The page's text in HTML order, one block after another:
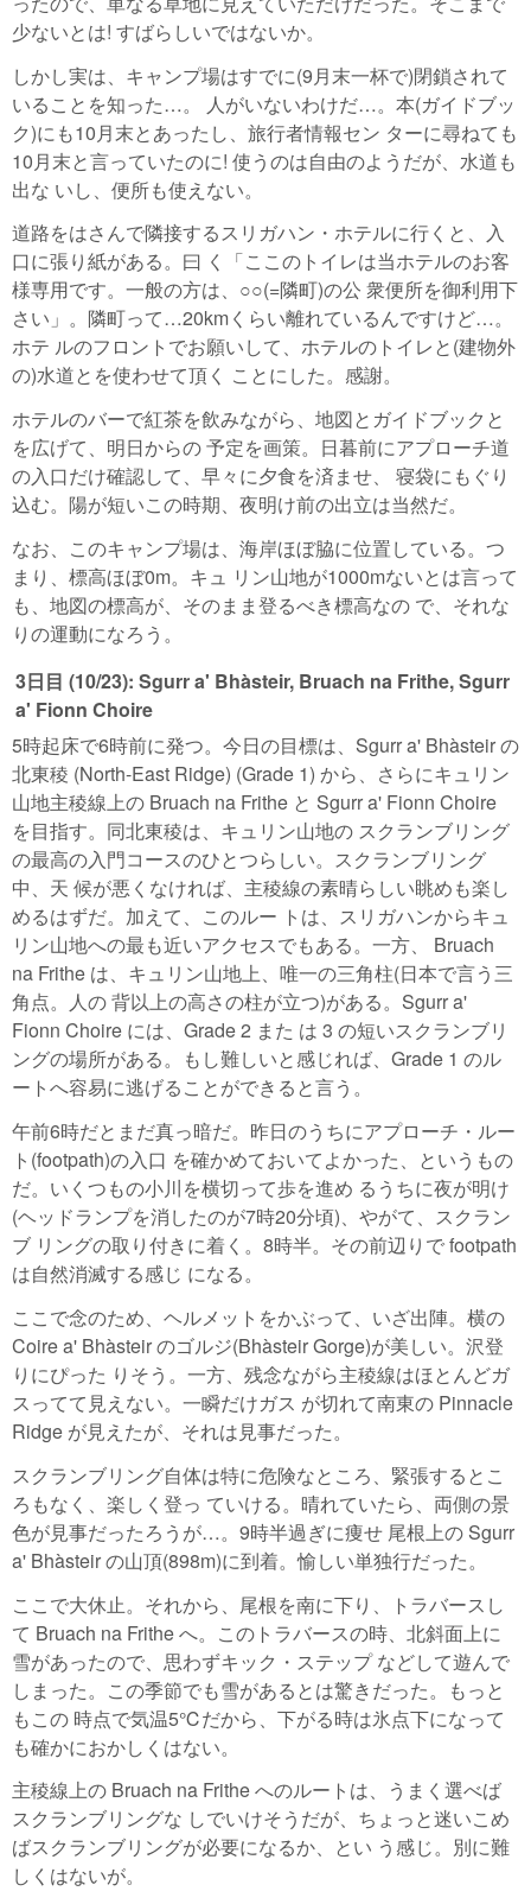
少ないとは! すばらしいではないか。
しかし実は、キャンプ場はすでに(9月末一杯で)閉鎖されて
いることを知った…。 人がいないわけだ…。本(ガイドブッ
ク)にも10月末とあったし、旅行者情報セン ターに尋ねても
10月末と言っていたのに! 使うのは自由のようだが、水道も
出な いし、便所も使えない。
道路をはさんで隣接するスリガハン・ホテルに行くと、入
口に張り紙がある。曰 く「ここのトイレは当ホテルのお客
様専用です。一般の方は、○○(=隣町)の公 衆便所を御利用下
さい」。隣町って…20kmくらい離れているんですけど…。
ホテ ルのフロントでお願いして、ホテルのトイレと(建物外
の)水道とを使わせて頂く ことにした。感謝。
ホテルのバーで紅茶を飲みながら、地図とガイドブックと
を広げて、明日からの 予定を画策。日暮前にアプローチ道
の入口だけ確認して、早々に夕食を済ませ、 寝袋にもぐり
込む。陽が短いこの時期、夜明け前の出立は当然だ。
なお、このキャンプ場は、海岸ほぼ脇に位置している。つ
まり、標高ほぼ0m。キュ リン山地が1000mないとは言って
も、地図の標高が、そのまま登るべき標高なの で、それな
りの運動になろう。
3日目 (10/23): Sgurr a' Bhàsteir, Bruach na Frithe, Sgurr
a' Fionn Choire
5時起床で6時前に発つ。今日の目標は、Sgurr a' Bhàsteir の
北東稜 (North-East Ridge) (Grade 1) から、さらにキュリン
山地主稜線上の Bruach na Frithe と Sgurr a' Fionn Choire
を目指す。同北東稜は、キュリン山地の スクランブリング
の最高の入門コースのひとつらしい。スクランブリング
中、天 候が悪くなければ、主稜線の素晴らしい眺めも楽し
めるはずだ。加えて、このルー トは、スリガハンからキュ
リン山地への最も近いアクセスでもある。一方、 Bruach
na Frithe は、キュリン山地上、唯一の三角柱(日本で言う三
角点。人の 背以上の高さの柱が立つ)がある。Sgurr a'
Fionn Choire には、Grade 2 また は 3 の短いスクランブリ
ングの場所がある。もし難しいと感じれば、Grade 1 のル
ートへ容易に逃げることができると言う。
午前6時だとまだ真っ暗だ。昨日のうちにアプローチ・ルー
ト(footpath)の入口 を確かめておいてよかった、というもの
だ。いくつもの小川を横切って歩を進め るうちに夜が明け
(ヘッドランプを消したのが7時20分頃)、やがて、スクラン
ブ リングの取り付きに着く。8時半。その前辺りで footpath
は自然消滅する感じ になる。
ここで念のため、ヘルメットをかぶって、いざ出陣。横の
Coire a' Bhàsteir のゴルジ(Bhàsteir Gorge)が美しい。沢登
りにぴった りそう。一方、残念ながら主稜線はほとんどガ
スってて見えない。一瞬だけガス が切れて南東の Pinnacle
Ridge が見えたが、それは見事だった。
スクランブリング自体は特に危険なところ、緊張するとこ
ろもなく、楽しく登っ ていける。晴れていたら、両側の景
色が見事だったろうが…。9時半過ぎに痩せ 尾根上の Sgurr
a' Bhàsteir の山頂(898m)に到着。愉しい単独行だった。
ここで大休止。それから、尾根を南に下り、トラバースし
て Bruach na Frithe へ。このトラバースの時、北斜面上に
雪があったので、思わずキック・ステップ などして遊んで
しまった。この季節でも雪があるとは驚きだった。もっと
もこの 時点で気温5℃だから、下がる時は氷点下になって
も確かにおかしくはない。
主稜線上の Bruach na Frithe へのルートは、うまく選べば
スクランブリングな しでいけそうだが、ちょっと迷いこめ
ばスクランブリングが必要になるか、とい う感じ。別に難
しくはないが。